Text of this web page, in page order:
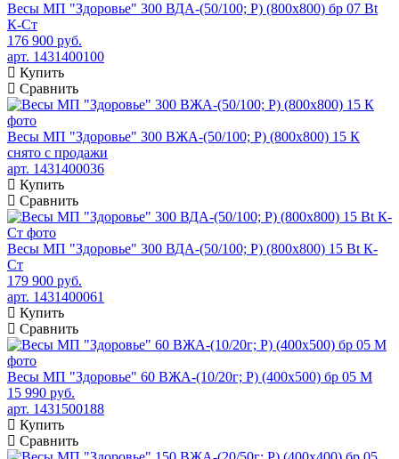
Весы МП "Здоровье" 300 ВДА-(50/100; Р) (800х800) бр 07 Bt
К-Ст
176 900 руб.
арт. 1431400100
Купить
Сравнить
Весы МП "Здоровье" 300 ВЖА-(50/100; Р) (800х800) 15 К
снято с продажи
арт. 1431400036
Купить
Сравнить
Весы МП "Здоровье" 300 ВДА-(50/100; Р) (800х800) 15 Bt К-
Ст
179 900 руб.
арт. 1431400061
Купить
Сравнить
Весы МП "Здоровье" 60 ВЖА-(10/20г; Р) (400х500) бр 05 М
15 990 руб.
арт. 1431500188
Купить
Сравнить